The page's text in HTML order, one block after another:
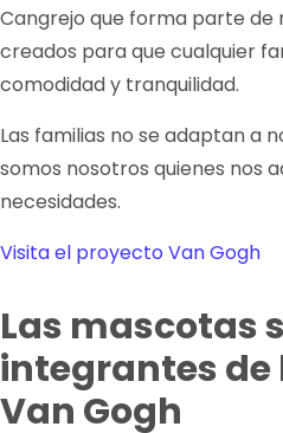
Cangrejo que forma parte de
creados para que cualquier
comodidad y tranquilidad.
Las familias no se adaptan a
somos nosotros quienes nos
necesidades.
Visita el proyecto Van Gogh
Las mascotas
integrantes de
Van Gogh